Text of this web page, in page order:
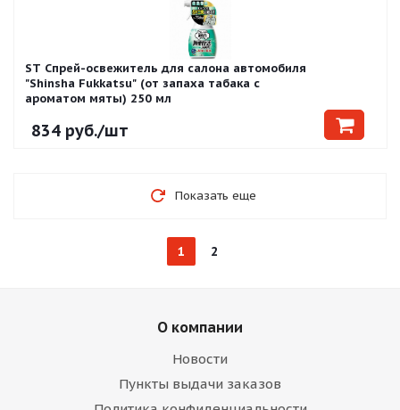
ST Спрей-освежитель для салона автомобиля
"Shinsha Fukkatsu" (от запаха табака с
ароматом мяты) 250 мл
834 руб./шт
Показать еще
1 2
О компании
Новости
Пункты выдачи заказов